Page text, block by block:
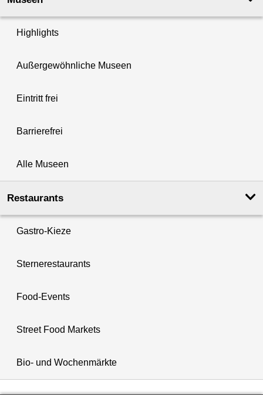
Highlights
Außergewöhnliche Museen
Eintritt frei
Barrierefrei
Alle Museen
Restaurants
Gastro-Kieze
Sternerestaurants
Food-Events
Street Food Markets
Bio- und Wochenmärkte